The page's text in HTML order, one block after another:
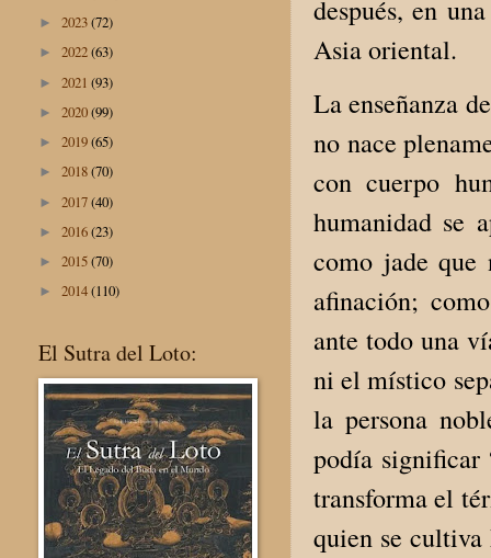
después, en
Asia oriental.
La enseñanza
no nace
con cuerpo
humanidad se
como jade que
afinación;
ante todo una
ni el místico
la persona
podía significar
transforma el
quien se cultiva
► 2023(72)
► 2022(63)
► 2021 (93)
► 2020(99)
► 2019(65)
► 2018(70)
► 2017(40)
► 2016(23)
► 2015(70)
► 2014(110)
El Sutra del Loto: